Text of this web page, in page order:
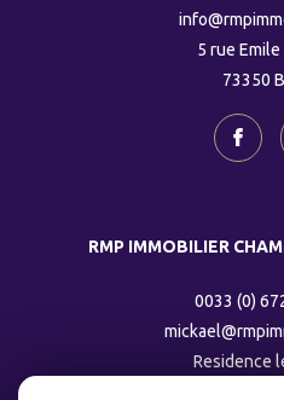
5 rue
73350
RMP IMMOBILIER
0033 (0)
Residence